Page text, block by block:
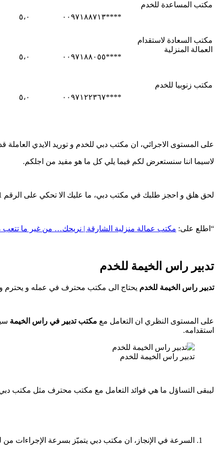
مكتب المساعدة للخدم
****٠٠٩٧١٨٨٧١٣
٥،٠
مكتب السعادة لاستقدام
العمالة المنزلية
****٠٠٩٧١٨٨٠٥٥
٥،٠
مكتب زنوبيا للخدم
****٠٠٩٧١٢٢٣٦٧
٥،٠
على المستوى الاجرائي، ان مكتب دبي للخدم و توريد الايدي
لاسيما اننا سنستعرض لكم فيما يلي كل ما هو مفيد من اجلكم.
لحق هلق و احجز طلبك في مكتب دبي، ما عليك الا تحكي على الرقم 0097150877111 و تترك الباقي عليهم !
“اطلع على: مكتب عمالة منزلية الشارقة | نريحك… من غير ما تتعب
تدبير راس الخيمة للخدم
تدبير راس الخيمة للخدم يحتاج الى مكتب محترف في عمله و يحترم
على المستوى النظري ان التعامل مع مكتب تدبير في راس الخيمة
استقدامه.
تدبير راس الخيمة للخدم
ليبقى التساؤل ما هي فوائد التعامل مع مكتب محترف مثل مكتب دبي
السرعة في الإنجاز، ان مكتب دبي يتميّز بسرعة الإجراءات